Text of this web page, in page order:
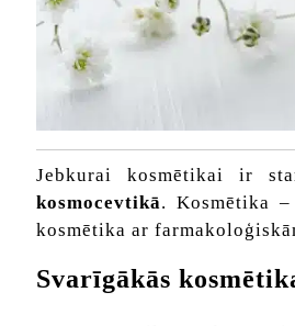
Jebkurai kosmētikai ir
kosmocevtikā. Kosmētika
kosmētika ar
Svarīgākās